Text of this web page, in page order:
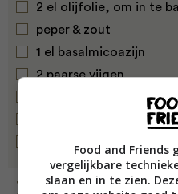
2 el olijfolie, om in te
peper & zout
1 el basalmicoazijn
2 paarse vijgen
2 el geraspte pecorino
Food and Friends
vergelijkbare
slaan en in te zien.